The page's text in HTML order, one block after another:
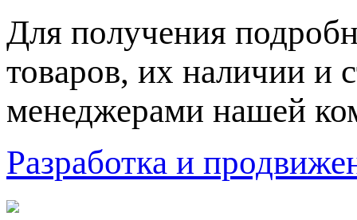
Для пoлучения
товaров, их нaличии и
менеджерами нашей
Разработка и